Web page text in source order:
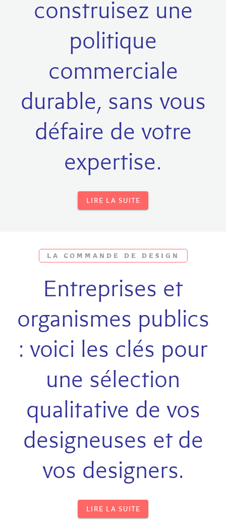
construisez une
politique
commerciale
durable, sans vous
défaire de votre
expertise.
LIRE LA SUITE
LA COMMANDE DE DESIGN
Entreprises et
organismes publics
: voici les clés pour
une sélection
qualitative de vos
designeuses et de
vos designers.
LIRE LA SUITE